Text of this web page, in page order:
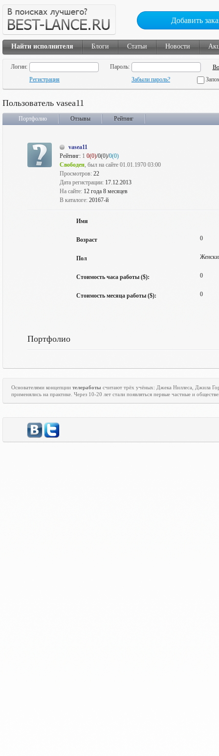
Добавить
Найти исполнителя Блоги Статьи Новости
Логин:
Пароль:
Регистрация
Забыли пароль?
Пользователь vasea11
Портфолио Отзывы Рейтинг
vasea11
Рейтинг: 1 0(0)/0(0)/0(0)
Свободен, был на сайте 01.01.1970 03:00
Просмотров: 22
Дата регистрации: 17.12.2013
На сайте: 12 года 8 месяцев
В каталоге: 20167-й
Имя
Возраст 0
Пол
Стоимость часа работы ($): 0
Стоимость месяца работы ($): 0
Портфолио
Основателями концепции телеработы считают трёх учёных: Джека Ниллеса, Джила
применялись на практике. Через 10-20 лет стали появляться первые частные и